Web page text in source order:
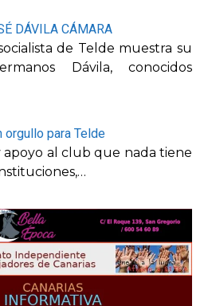
DÁVILA CÁMARA
de Telde muestra su
Dávila, conocidos
orgullo para Telde
apoyo al club que nada tiene